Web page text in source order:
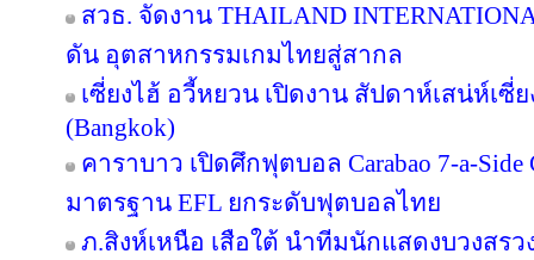
สวธ. จัดงาน THAILAND
ดัน อุตสาหกรรมเกมไทยสู่สากล
เซี่ยงไฮ้ อวี้หยวน เปิดงาน สัปดาห์เสน่ห์เซี่ย
(Bangkok)
คาราบาว เปิดศึกฟุตบอล Carabao 7-a-
มาตรฐาน EFL ยกระดับฟุตบอลไทย
ภ.สิงห์เหนือ เสือใต้ นำทีมนักแสดงบวงสร